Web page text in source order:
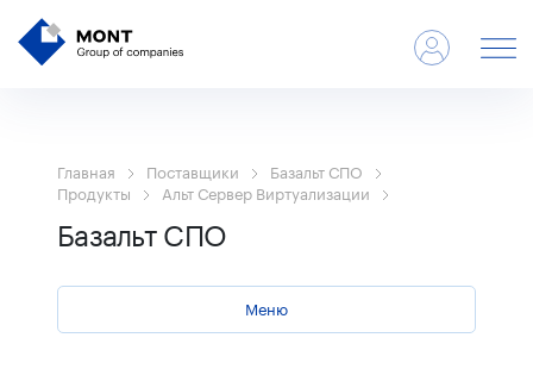
Главная Поставщики
Базальт СПО
Продукты
Альт Сервер Виртуализации
Базальт СПО
Меню